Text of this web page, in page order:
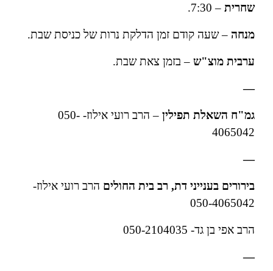
שחרית– 7:30.
מנחה – שעה קודם זמן הדלקת נרות של כניסת שבת.
ערבית מוצ"ש– בזמן צאת שבת.
—
גמ"ח השאלת תפילין
– הרב רועי אילוז- 050-
4065042
—
בירורים בענייני דת, רב בית החוליםהרב רועי אילוז-
050-4065042
הרב אפי בן גד- 050-2104035
—